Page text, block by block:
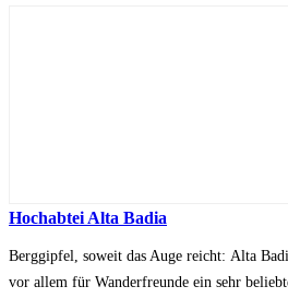
Hochabtei Alta Badia
Berggipfel, soweit das Auge reicht: Alta
vor allem für Wanderfreunde ein sehr